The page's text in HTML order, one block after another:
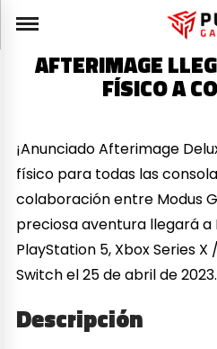
AFTERIMAGE
FÍSICO A
¡Anunciado Afterimage
físico para todas las
colaboración entre Modus
preciosa aventura llegará a
PlayStation 5, Xbox Series
Switch el 25 de abril de 2023.
Descripción